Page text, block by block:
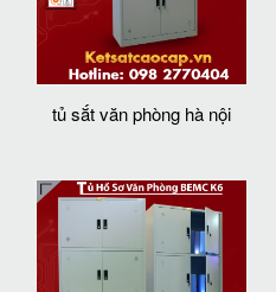
tủ sắt văn phòng hà nội